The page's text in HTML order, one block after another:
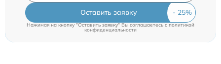
Оставить заявку
Нажимая на кнопку "Оставить заявку" Вы соглашаетесь c политикой
конфиденциальности